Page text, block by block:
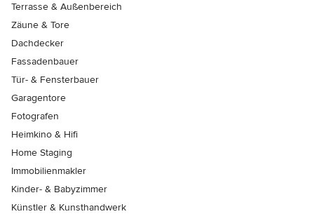
Terrasse & Außenbereich
Zäune & Tore
Dachdecker
Fassadenbauer
Tür- & Fensterbauer
Garagentore
Fotografen
Heimkino & Hifi
Home Staging
Immobilienmakler
Kinder- & Babyzimmer
Künstler & Kunsthandwerk